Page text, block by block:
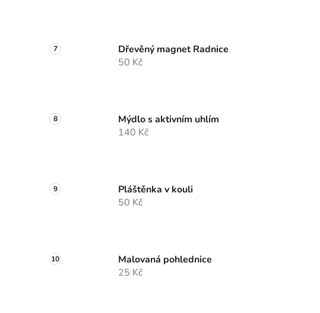
Dřevěný magnet Radnice
50 Kč
Mýdlo s aktivním uhlím
140 Kč
Pláštěnka v kouli
50 Kč
Malovaná pohlednice
25 Kč